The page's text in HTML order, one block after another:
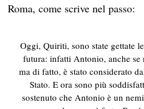
Roma, come scrive nel passo:
Oggi, Quiriti, sono state gettate
futura: infatti Antonio, anche
ma di fatto, è stato considerato
Stato. E ora sono più
sostenuto che Antonio è un